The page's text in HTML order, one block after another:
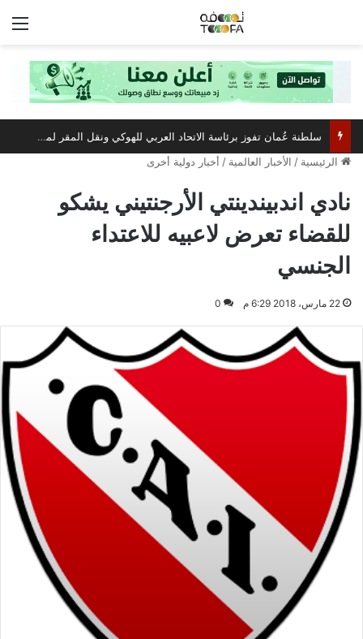
سلطنة عُمان تفوز برئاسة الاتحاد العربي للهوكي ونقل المقر لمسقط
الرئيسية / الأخبار العالمية / أخبار دولية أخرى
نادي اندبيندينتي الأرجنتيني يشكو
للقضاء تعرض لاعبيه للاعتداء
الجنسي
22 مارس، 2018 6:29 م 0